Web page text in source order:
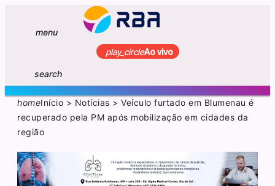
menu
play_circleAo vivo
search
homeInício > Notícias >Veículo furtado em Blumenau é
recuperado pela PM após mobilização em cidades da
região